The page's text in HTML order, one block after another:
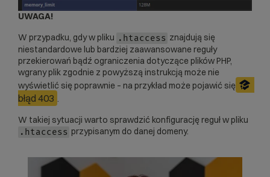
UWAGA!
W przypadku, gdy w pliku .htaccess znajdują się
niestandardowe lub bardziej zaawansowane reguły
przekierowań bądź ograniczenia dotyczące plików PHP,
wgrany plik zgodnie z powyższą instrukcją może nie
wyświetlić się poprawnie – na przykład może pojawić się
błąd 403 .
W takiej sytuacji warto sprawdzić konfigurację reguł w pliku
.htaccess przypisanym do danej domeny.